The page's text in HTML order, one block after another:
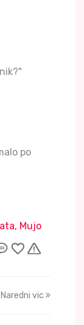
po
Mujo
| Naredni vic